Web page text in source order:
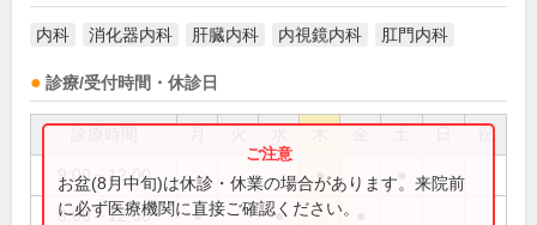
内科 消化器内科 肝臓内科 内視鏡内科 肛門内科
診療/受付時間・休診日
祝
9:00～12:00 ●
9:00～12:30 ● ●
お盆(8月中旬)は休診・休業の場合があります。来院前
に必ず医療機関に直接ご確認ください。